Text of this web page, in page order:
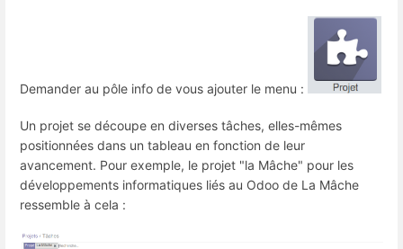
Demander au pôle info de vous ajouter le menu :
Un projet se découpe en diverses tâches, elles-mêmes
positionnées dans un tableau en fonction de leur
avancement. Pour exemple, le projet "la Mâche" pour les
développements informatiques liés au Odoo de La Mâche
ressemble à cela :